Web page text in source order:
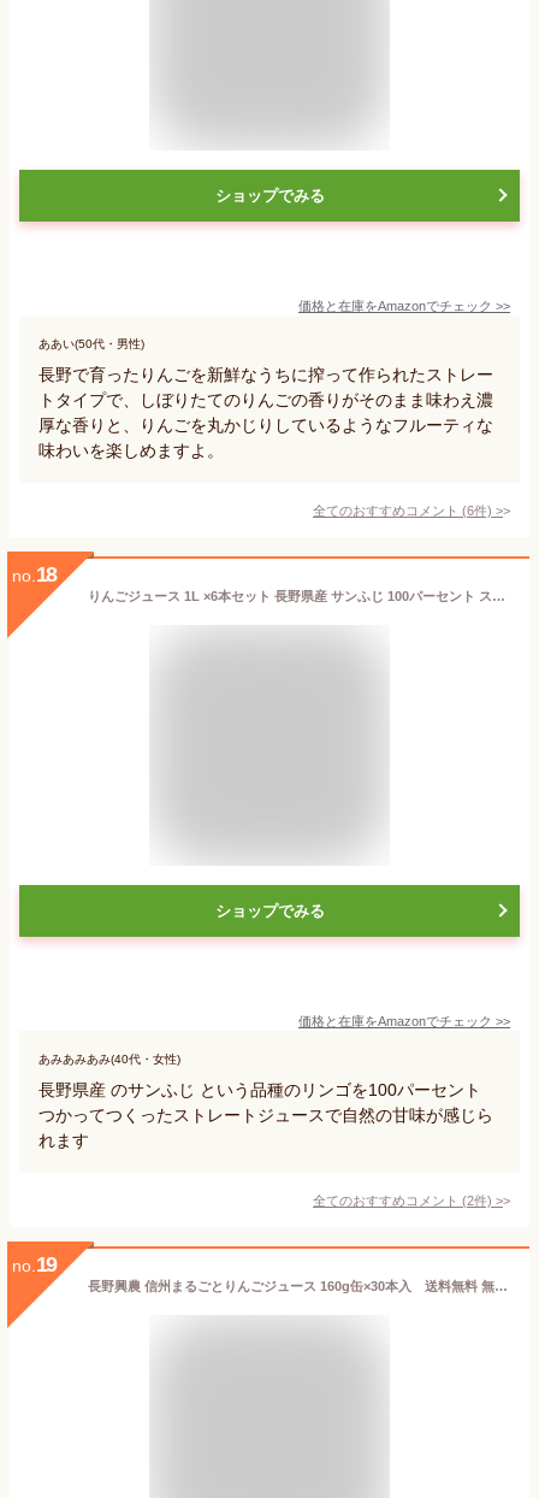
ショップでみる
価格と在庫をAmazonでチェック >>
ああい(50代・男性)
長野で育ったりんごを新鮮なうちに搾って作られたストレー
トタイプで、しぼりたてのりんごの香りがそのまま味わえ濃
厚な香りと、りんごを丸かじりしているようなフルーティな
味わいを楽しめますよ。
全てのおすすめコメント (6件) >
no. 18
りんごジュース 1L ×6本セット 長野県産 サンふじ 100パーセント ストレート
ショップでみる
価格と在庫をAmazonでチェック >>
あみあみあみ(40代・女性)
長野県産 のサンふじ という品種のリンゴを100パーセント
つかってつくったストレートジュースで自然の甘味が感じら
れます
全てのおすすめコメント (2件) >
no. 19
長野興農 信州まるごとりんごジュース 160g缶×30本入 送料無料 無添加 果汁100％ ストレート（簡易ダンボール入り）父の日 母の日 お中元 お歳暮 プレゼント 贈り物 ギフト